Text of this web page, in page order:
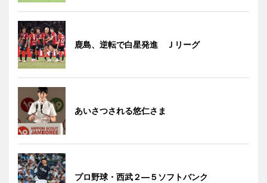
鹿島、逆転で白星発進 Ｊリーグ
あいさつされる悠仁さま
プロ野球・西武２―５ソフトバンク